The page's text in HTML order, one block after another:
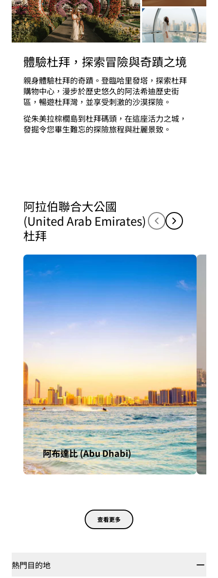
體驗杜拜，探索冒險與奇蹟之境
親身體驗杜拜的奇蹟。登臨哈里發塔，探索杜拜
購物中心，漫步於歷史悠久的阿法希迪歷史街
區，暢遊杜拜灣，並享受刺激的沙漠探險。
從朱美拉棕櫚島到杜拜碼頭，在這座活力之城，
發掘令您畢生難忘的探險旅程與壯麗景致。
阿拉伯聯合大公國
(United Arab Emirates)
杜拜
阿布達比 (Abu Dhabi)
查看更多
熱門目的地